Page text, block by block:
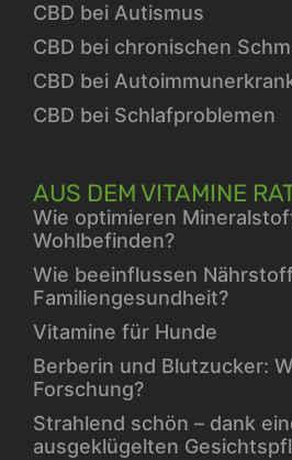
CBD bei Autismus
CBD bei chronischen
CBD bei
CBD bei Schlafproblemen
AUS DEM VITAMINE
Wie optimieren
Wohlbefinden?
Wie beeinflussen
Familiengesundheit?
Vitamine für Hunde
Berberin und Blutzucker:
Forschung?
Strahlend schön – dank
ausgeklügelten